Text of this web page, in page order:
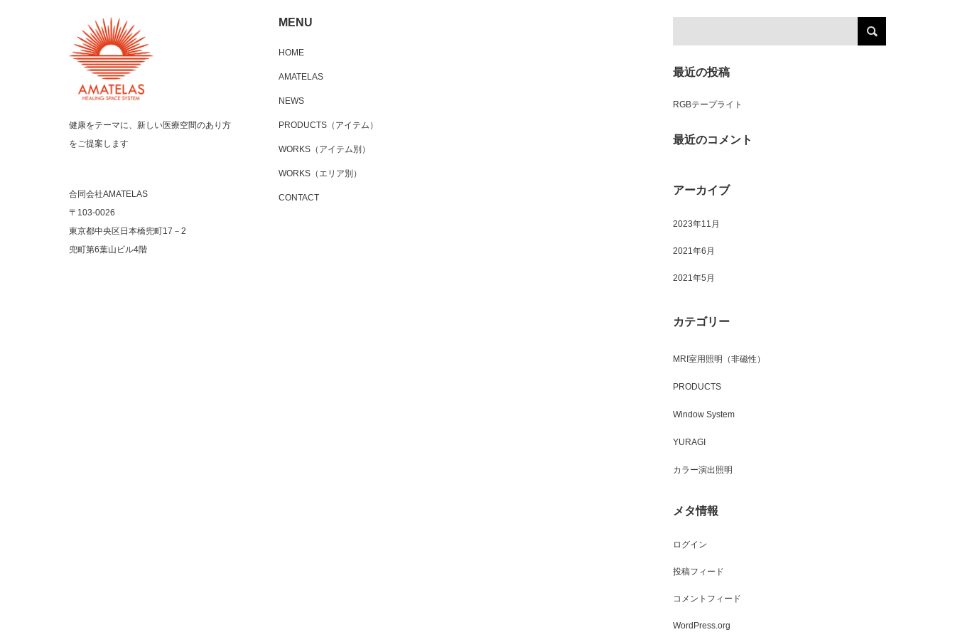
MENU
HOME
AMATELAS
NEWS
PRODUCTS（アイテム）
WORKS（アイテム別）
WORKS（エリア別）
CONTACT
最近の投稿
RGBテープライト
最近のコメント
アーカイブ
2023年11月
2021年6月
2021年5月
カテゴリー
MRI室用照明（非磁性）
PRODUCTS
Window System
YURAGI
カラー演出照明
メタ情報
ログイン
投稿フィード
コメントフィード
WordPress.org
健康をテーマに、新しい医療空間のあり方
をご提案します
合同会社AMATELAS
〒103-0026
東京都中央区日本橋兜町17－2
兜町第6葉山ビル4階